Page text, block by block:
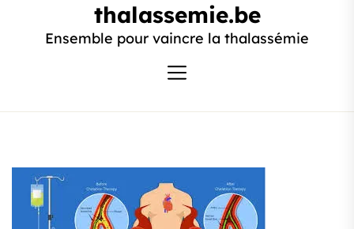
thalassemie.be
thalassemie.be
Ensemble pour vaincre la thalassémie